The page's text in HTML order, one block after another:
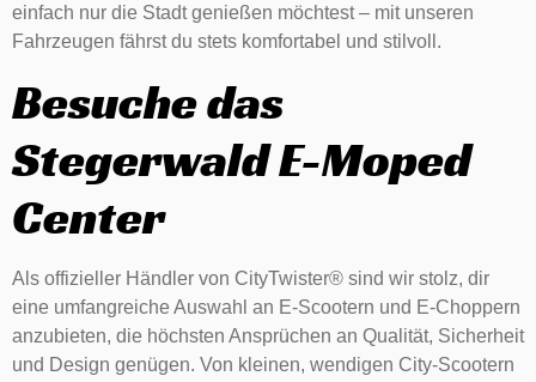
einfach nur die Stadt genießen möchtest – mit unseren
Fahrzeugen fährst du stets komfortabel und stilvoll.
Besuche das
Stegerwald E-Moped
Center
Als offizieller Händler von CityTwister® sind wir stolz, dir
eine umfangreiche Auswahl an E-Scootern und E-Choppern
anzubieten, die höchsten Ansprüchen an Qualität, Sicherheit
und Design genügen. Von kleinen, wendigen City-Scootern